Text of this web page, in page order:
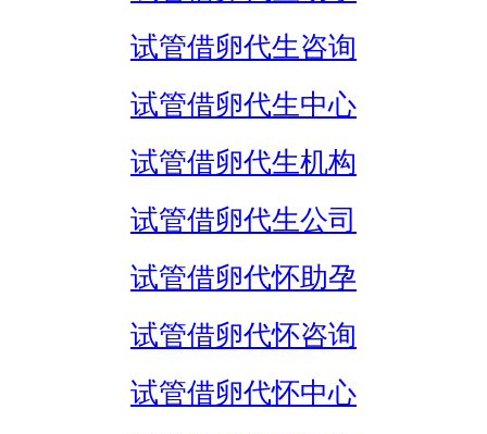
试管借卵代生咨询
试管借卵代生中心
试管借卵代生机构
试管借卵代生公司
试管借卵代怀助孕
试管借卵代怀咨询
试管借卵代怀中心